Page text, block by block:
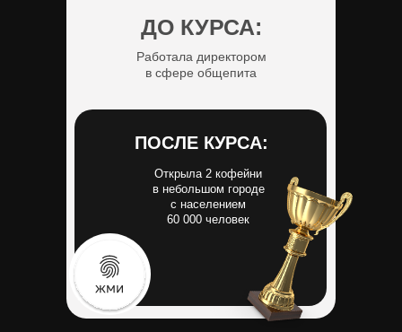
ДО КУРСА:
Работала директором
в сфере общепита
ПОСЛЕ КУРСА:
Открыла 2 кофейни
в небольшом городе
с населением
60 000 человек